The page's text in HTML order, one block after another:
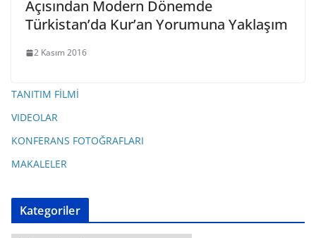
Açısından Modern Dönemde
Türkistan’da Kur’an Yorumuna Yaklaşım
2 Kasım 2016
TANITIM FİLMİ
VIDEOLAR
KONFERANS FOTOĞRAFLARI
MAKALELER
Kategoriler